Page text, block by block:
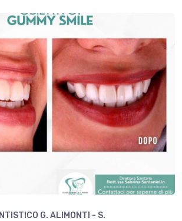
G. ALIMONTI - S.